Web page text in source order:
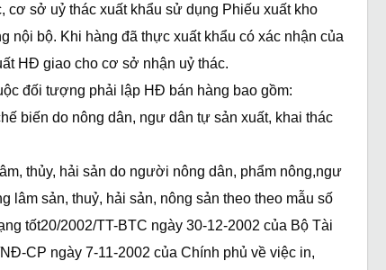
cơ sở uỷ thác xuất khẩu sử dụng Phiếu xuất kho
nội bộ. Khi hàng đã thực xuất khẩu có xác nhận của
HĐ giao cho cơ sở nhận uỷ thác.
đối tượng phải lập HĐ bán hàng bao gồm:
biến do nông dân, ngư dân tự sản xuất, khai thác
thủy, hải sản do người nông dân, phẩm nông,ngư
lâm sản, thuỷ, hải sản, nông sản theo theo mẫu số
tốt20/2002/TT-BTC ngày 30-12-2002 của Bộ Tài
CP ngày 7-11-2002 của Chính phủ về việc in,